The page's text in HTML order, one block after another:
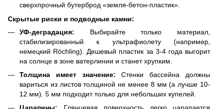
сверхпрочный бутерброд «земля-бетон-пластик».
Скрытые риски и подводные камни:
УФ-деградация: Выбирайте только материал,
стабилизированный к ультрафиолету (например,
немецкий Röchling). Дешевый пластик за 3-4 года выгорит
на солнце в зоне ватерлинии и станет хрупким.
Толщина имеет значение: Стенки бассейна должны
вариться из листов толщиной не менее 8 мм (а лучше 10-
12 мм). 5 мм подходит только для небольших купелей.